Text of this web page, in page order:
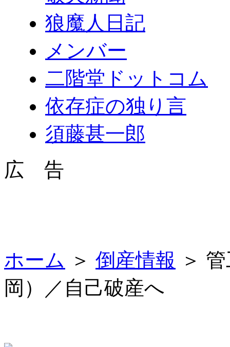
狼魔人日記
メンバー
二階堂ドットコム
依存症の独り言
須藤甚一郎
広 告
ホーム ＞ 倒産情報 ＞
岡）／自己破産へ